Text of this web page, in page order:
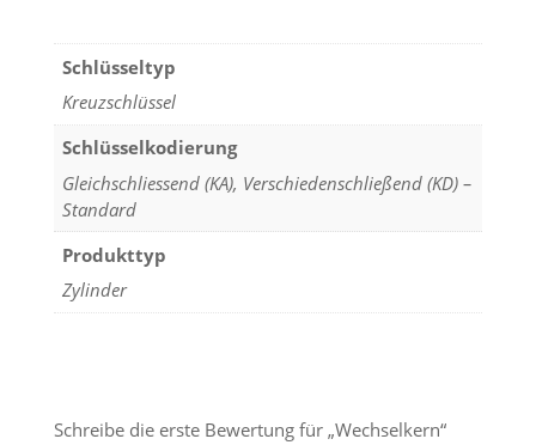
Schlüsseltyp
Kreuzschlüssel
Schlüsselkodierung
Gleichschliessend (KA), Verschiedenschließend (KD) –
Standard
Produkttyp
Zylinder
Schreibe die erste Bewertung für „Wechselkern“